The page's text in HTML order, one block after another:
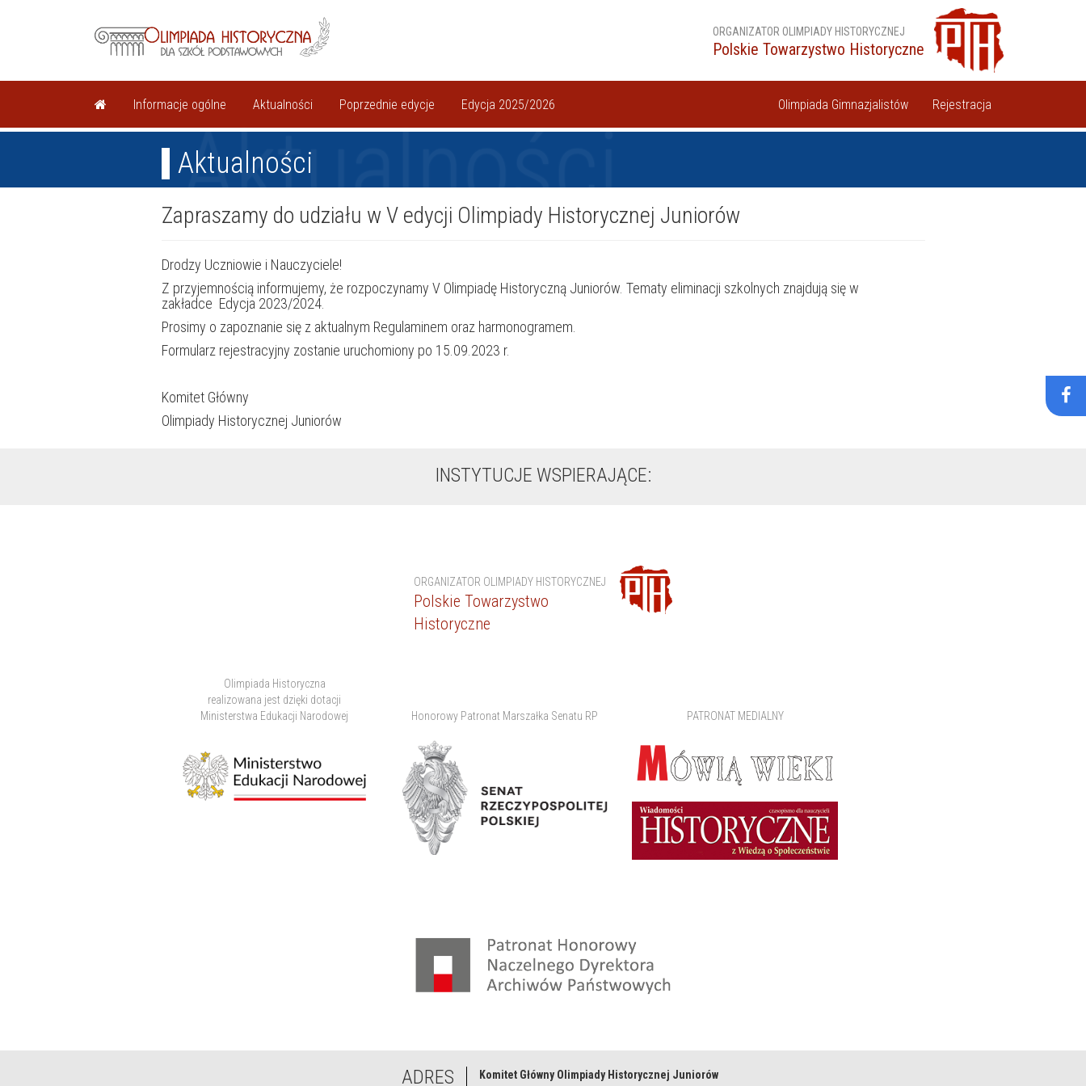
ORGANIZATOR OLIMPIADY HISTORYCZNEJ
Polskie Towarzystwo Historyczne
Rejestracja
Olimpiada Gimnazjalistów
Informacje ogólne Aktualności Poprzednie edycje Edycja 2025/2026
Aktualności
Aktualności
Zapraszamy do udziału w V edycji Olimpiady Historycznej Juniorów
Drodzy Uczniowie i Nauczyciele!
Z przyjemnością informujemy, że rozpoczynamy V Olimpiadę Historyczną Juniorów. Tematy eliminacji szkolnych znajdują się w
zakładce Edycja 2023/2024.
Prosimy o zapoznanie się z aktualnym Regulaminem oraz harmonogramem.
Formularz rejestracyjny zostanie uruchomiony po 15.09.2023 r.
Komitet Główny
Olimpiady Historycznej Juniorów
INSTYTUCJE WSPIERAJĄCE:
ORGANIZATOR OLIMPIADY HISTORYCZNEJ
Polskie Towarzystwo
Historyczne
Olimpiada Historyczna
realizowana jest dzięki dotacji
Ministerstwa Edukacji Narodowej
Honorowy Patronat Marszałka Senatu RP PATRONAT MEDIALNY
ADRES
Komitet Główny Olimpiady Historycznej Juniorów